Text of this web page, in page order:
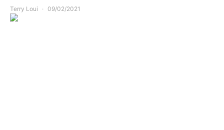
Terry Loui 09/02/2021